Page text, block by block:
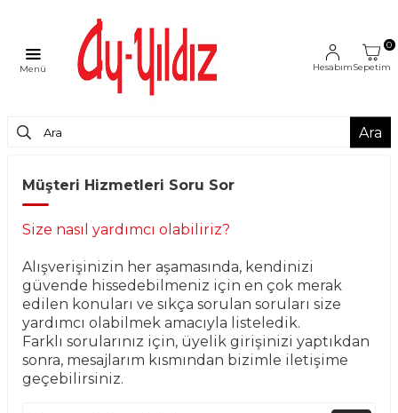
Menü Hesabım
0
Sepetim
Ara
Müşteri Hizmetleri Soru Sor
Size nasıl yardımcı olabiliriz?
Alışverişinizin her aşamasında, kendinizi
güvende hissedebilmeniz için en çok merak
edilen konuları ve sıkça sorulan soruları size
yardımcı olabilmek amacıyla listeledik.
Farklı sorularınız için, üyelik girişinizi yaptıkdan
sonra, mesajlarım kısmından bizimle iletişime
geçebilirsiniz.